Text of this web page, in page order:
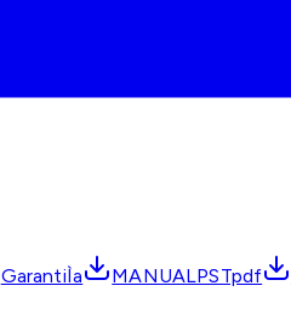
GarantiÌa MANUALPSTpdf